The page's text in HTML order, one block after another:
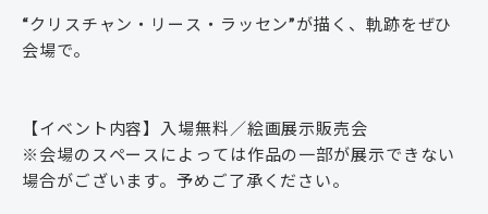
“クリスチャン・リース・ラッセン”が描く、軌跡をぜひ
会場で。
【イベント内容】入場無料／絵画展示販売会
※会場のスペースによっては作品の一部が展示できない
場合がございます。予めご了承ください。